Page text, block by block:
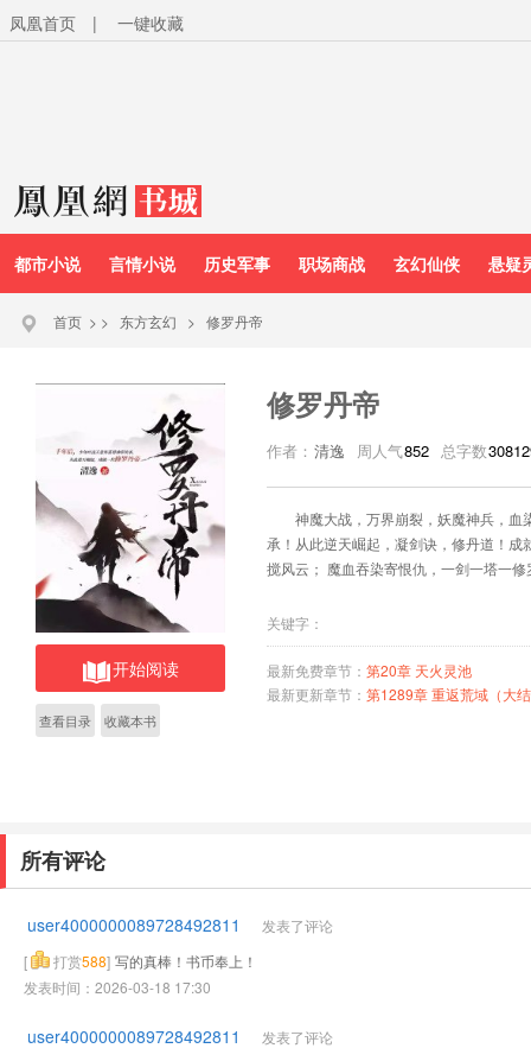
凤凰首页 | 一键收藏
都市小说 言情小说 历史军事 职场商战 玄幻仙侠 悬疑
首页 > > 东方玄幻 > 修罗丹帝
开始阅读
查看目录 收藏本书
修罗丹帝
作者： 清逸 周人气852 总字数
神魔大战，万界崩裂，妖魔神兵，
承！从此逆天崛起，凝剑诀，修丹道！
搅风云； 魔血吞染寄恨仇，一剑一塔一修
关键字：
最新免费章节： 第20章 天火灵池
最新更新章节： 第1289章 重返荒域（大
所有评论
user4000000089728492811
发表了评论
[
打赏588] 写的真棒！书币奉上！
发表时间：2026-03-18 17:30
user4000000089728492811
发表了评论